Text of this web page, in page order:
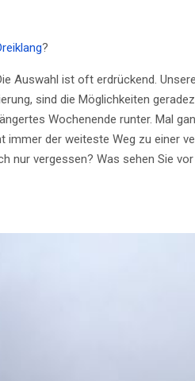
?
Auswahl ist oft erdrückend.
sind die Möglichkeiten
Wochenende runter. Mal
immer der weiteste Weg zu einer
nur vergessen? Was sehen Sie